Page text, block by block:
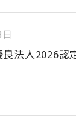
良法人2026認